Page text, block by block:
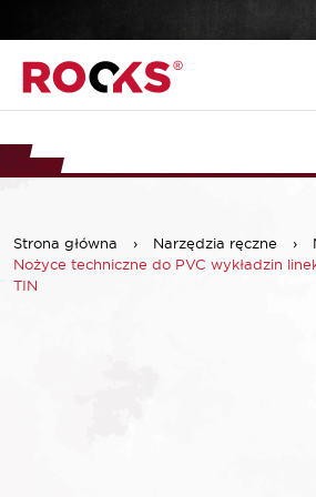
Strona główna › Narzędzia ręczne ›
Nożyce techniczne do PVC wykładzin
TIN